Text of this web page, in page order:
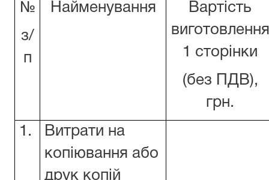
№
з/
п
Найменування
Вартість
виготовлення
1 сторінки
(без ПДВ),
грн.
1.
Витрати на
копіювання або
друк копій